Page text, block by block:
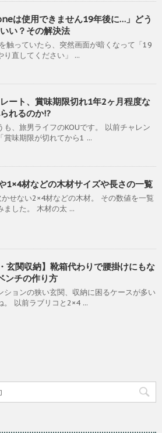
は使用できません19年後に…」どう
い？その解決法
触っていたら、突然画面が暗くなって「19
り直してください」 ...
ート、賞味期限切れ1年2ヶ月程度な
れるのか!?
も、旅男ライフのKOUです。 以前チャレン
賞味期限が切れてから1 ...
1×4材などの木材サイズや長さの一覧
せない2×4材などの木材。 その数値を一覧
ました。 木材の太 ...
玄関収納】靴箱代わりで腰掛けにもな
ンチの作り方
ションの狭い玄関、収納に困るケースが多い
。 以前ラブリコと2×4 ...